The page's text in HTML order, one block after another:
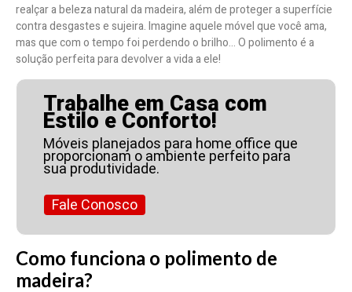
realçar a beleza natural da madeira, além de proteger a superfície
contra desgastes e sujeira. Imagine aquele móvel que você ama,
mas que com o tempo foi perdendo o brilho… O polimento é a
solução perfeita para devolver a vida a ele!
Trabalhe em Casa com
Estilo e Conforto!
Móveis planejados para home office que
proporcionam o ambiente perfeito para
sua produtividade.
Fale Conosco
Como funciona o polimento de
madeira?